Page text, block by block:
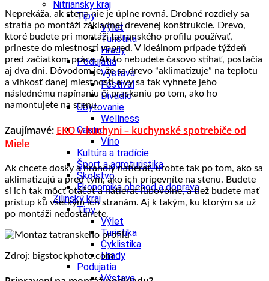
Nitriansky kraj
Tipy
Výlet
Turistika
Hrady
Podujatia
Výstava
Festival
Divadlo
Ubytovanie
Wellness
Gastro
Víno
Kultúra a tradície
Šport a agroturistika
Školstvo
Ekonomika obchod a doprava
Žilinský kraj
Tipy
Výlet
Turistika
Cyklistika
Hrady
Podujatia
Výstava
Neprekáža, ak stena nie je úplne rovná. Drobné rozdiely sa
stratia po montáži základnej drevenej konštrukcie. Drevo,
ktoré budete pri montáži tatranského profilu používať,
prineste do miestnosti vopred. V ideálnom prípade týždeň
pred začiatkom práce. Ak to nebudete časovo stíhať, postačia
aj dva dni. Dôvodom je, že sa drevo “aklimatizuje” na teplotu
a vlhkosť danej miestnosti a vy sa tak vyhnete jeho
následnému napínaniu či praskaniu po tom, ako ho
namontujete na stenu.
Zaujímavé: EKO v kuchyni – kuchynské spotrebiče od
Miele
Ak chcete dosky a hranoly natierať, urobte tak po tom, ako sa
aklimatizujú a pred tým, ako ich pripevníte na stenu. Budete
si ich tak môcť otáčať a natierať ľubovoľne, a tiež budete mať
prístup ku všetkým ich stranám. Aj k takým, ku ktorým sa už
po montáži nedostanete.
Zdroj: bigstockphoto.com